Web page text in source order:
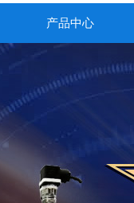
产品中心